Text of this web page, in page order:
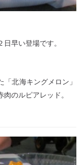
早い登場です。
北海キングメロン」
のルピアレッド。